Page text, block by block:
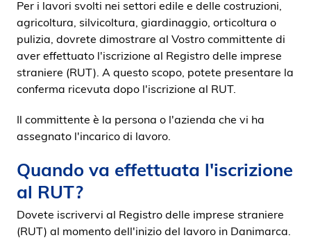
Per i lavori svolti nei settori edile e delle costruzioni,
agricoltura, silvicoltura, giardinaggio, orticoltura o
pulizia, dovrete dimostrare al Vostro committente di
aver effettuato l'iscrizione al Registro delle imprese
straniere (RUT). A questo scopo, potete presentare la
conferma ricevuta dopo l'iscrizione al RUT.
Il committente è la persona o l'azienda che vi ha
assegnato l'incarico di lavoro.
Quando va effettuata l'iscrizione
al RUT?
Dovete iscrivervi al Registro delle imprese straniere
(RUT) al momento dell'inizio del lavoro in Danimarca.